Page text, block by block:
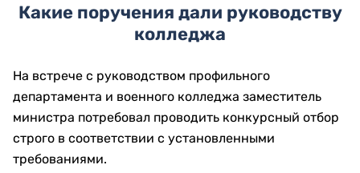
Какие поручения дали руководству
колледжа
На встрече с руководством профильного
департамента и военного колледжа заместитель
министра потребовал проводить конкурсный отбор
строго в соответствии с установленными
требованиями.